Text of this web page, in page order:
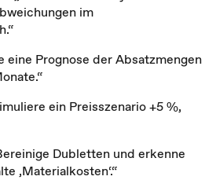
im
eine Prognose der Absatzmengen
ein Preisszenario +5 %,
Dubletten und erkenne
‚Materialkosten‘.“